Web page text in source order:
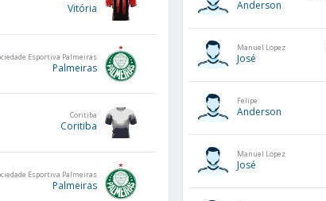
Vitória
Esportiva Palmeiras
Palmeiras
Coritiba
Coritiba
Esportiva Palmeiras
Palmeiras
Anderson
Manuel Lopez
José
Felipe
Anderson
Manuel Lopez
José